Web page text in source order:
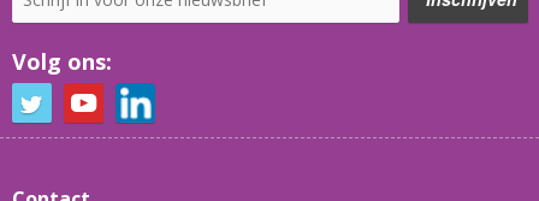
Volg ons: